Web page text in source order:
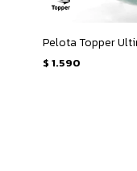
Pelota Topper
$ 1.590